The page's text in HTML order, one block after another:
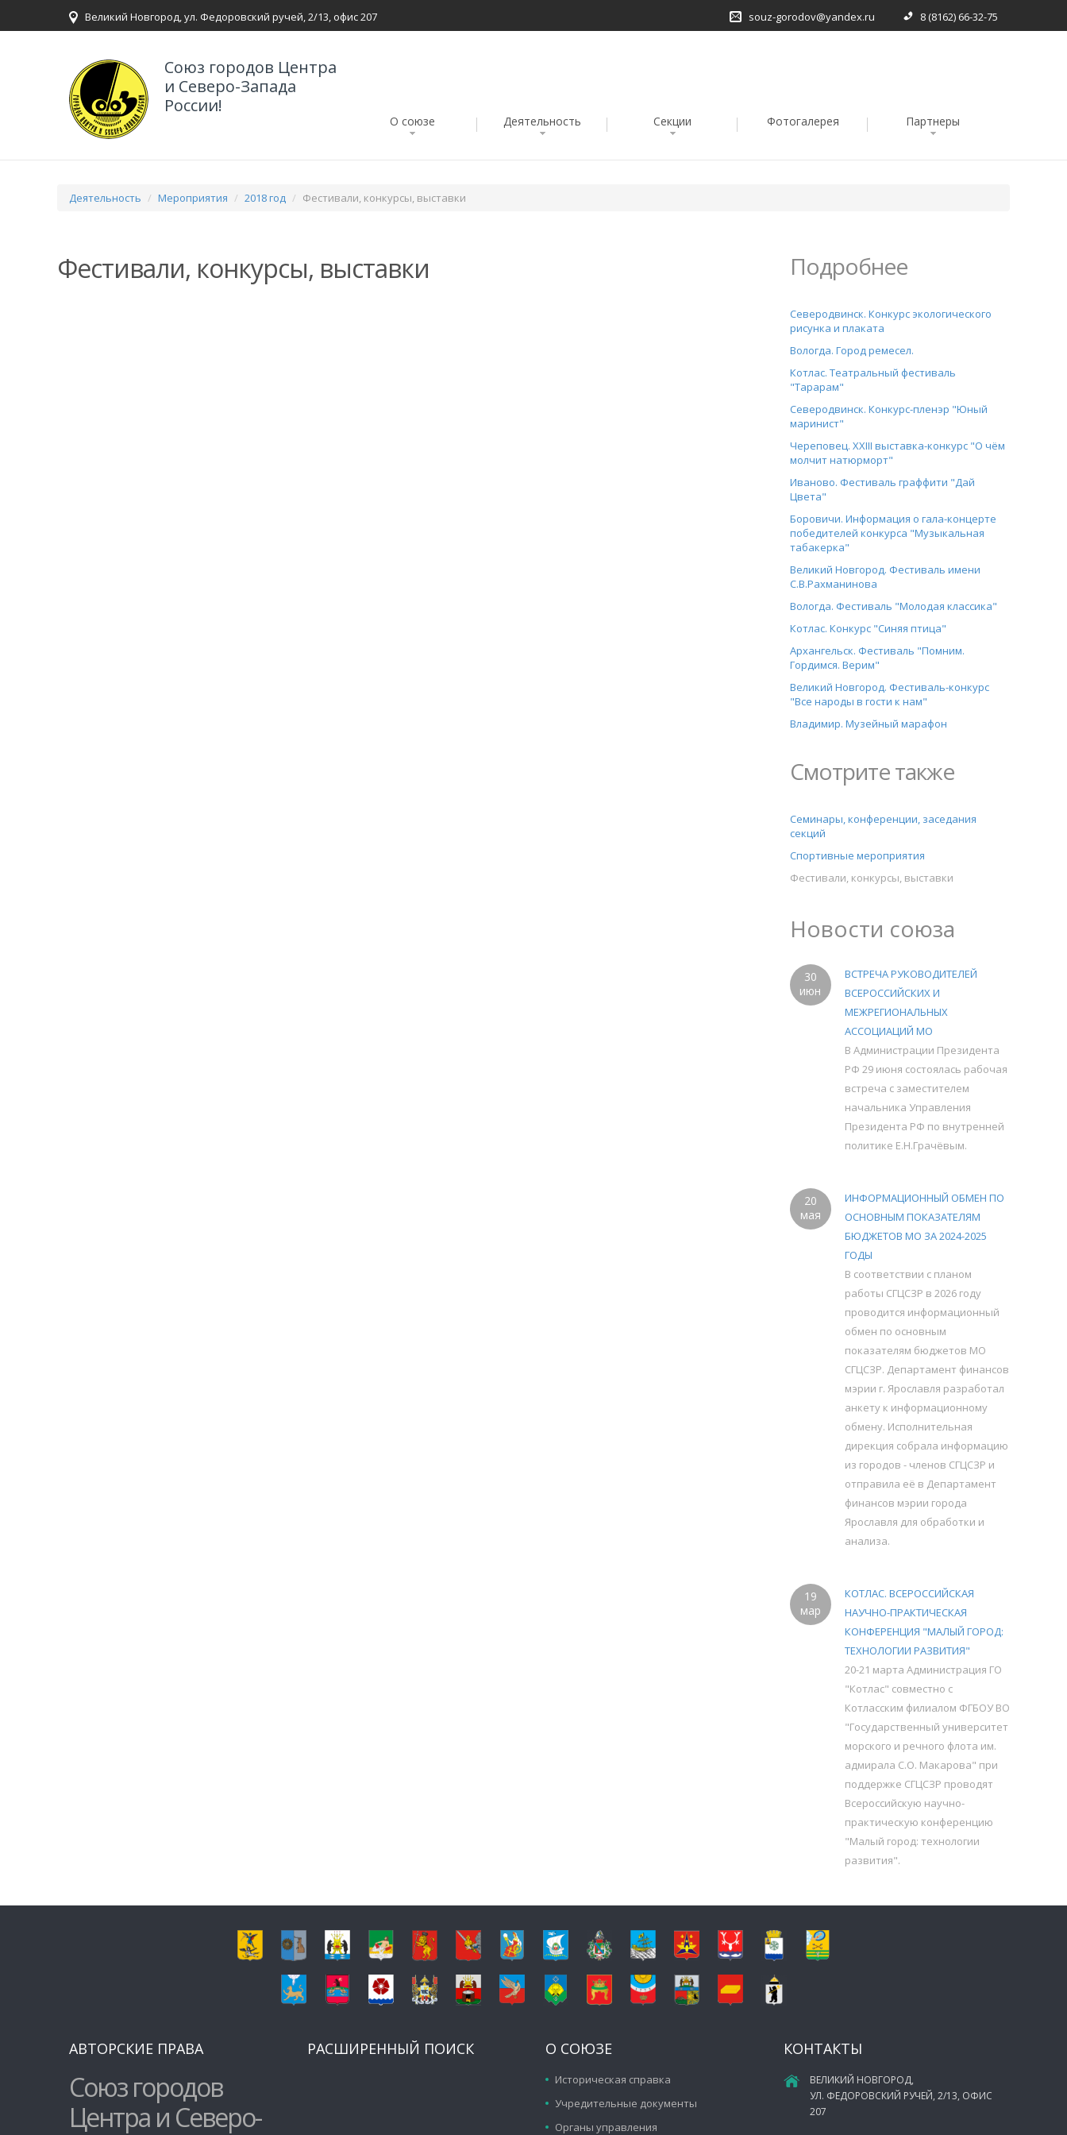
Великий Новгород, ул. Федоровский ручей, 2/13, офис 207 souz-gorodov@yandex.ru 8 (8162) 66-32-75
Союз городов Центра
и Северо-Запада
России!
О союзе Деятельность Секции Фотогалерея Партнеры
Деятельность Мероприятия 2018 год Фестивали, конкурсы, выставки
Фестивали, конкурсы, выставки Подробнее
Северодвинск. Конкурс экологического
рисунка и плаката
Вологда. Город ремесел.
Котлас. Театральный фестиваль
"Тарарам"
Северодвинск. Конкурс-пленэр "Юный
маринист"
Череповец. XXIII выставка-конкурс "О чём
молчит натюрморт"
Иваново. Фестиваль граффити "Дай
Цвета"
Боровичи. Информация о гала-концерте
победителей конкурса "Музыкальная
табакерка"
Великий Новгород. Фестиваль имени
С.В.Рахманинова
Вологда. Фестиваль "Молодая классика"
Котлас. Конкурс "Синяя птица"
Архангельск. Фестиваль "Помним.
Гордимся. Верим"
Великий Новгород. Фестиваль-конкурс
"Все народы в гости к нам"
Владимир. Музейный марафон
Смотрите также
Семинары, конференции, заседания
секций
Спортивные мероприятия
Фестивали, конкурсы, выставки
Новости союза
30
июн
ВСТРЕЧА РУКОВОДИТЕЛЕЙ
ВСЕРОССИЙСКИХ И
МЕЖРЕГИОНАЛЬНЫХ
АССОЦИАЦИЙ МО
В Администрации Президента
РФ 29 июня состоялась рабочая
встреча с заместителем
начальника Управления
Президента РФ по внутренней
политике Е.Н.Грачёвым.
20
мая
ИНФОРМАЦИОННЫЙ ОБМЕН ПО
ОСНОВНЫМ ПОКАЗАТЕЛЯМ
БЮДЖЕТОВ МО ЗА 2024-2025
ГОДЫ
В соответствии с планом
работы СГЦСЗР в 2026 году
проводится информационный
обмен по основным
показателям бюджетов МО
СГЦСЗР. Департамент финансов
мэрии г. Ярославля разработал
анкету к информационному
обмену. Исполнительная
дирекция собрала информацию
из городов - членов СГЦСЗР и
отправила её в Департамент
финансов мэрии города
Ярославля для обработки и
анализа.
19
мар
КОТЛАС. ВСЕРОССИЙСКАЯ
НАУЧНО-ПРАКТИЧЕСКАЯ
КОНФЕРЕНЦИЯ "МАЛЫЙ ГОРОД:
ТЕХНОЛОГИИ РАЗВИТИЯ"
20-21 марта Администрация ГО
"Котлас" совместно с
Котласским филиалом ФГБОУ ВО
"Государственный университет
морского и речного флота им.
адмирала С.О. Макарова" при
поддержке СГЦСЗР проводят
Всероссийскую научно-
практическую конференцию
"Малый город: технологии
развития".
АВТОРСКИЕ ПРАВА
Союз городов
Центра и Северо-
РАСШИРЕННЫЙ ПОИСК О СОЮЗЕ
Историческая справка
Учредительные документы
Органы управления
КОНТАКТЫ
ВЕЛИКИЙ НОВГОРОД,
УЛ. ФЕДОРОВСКИЙ РУЧЕЙ, 2/13, ОФИС
207